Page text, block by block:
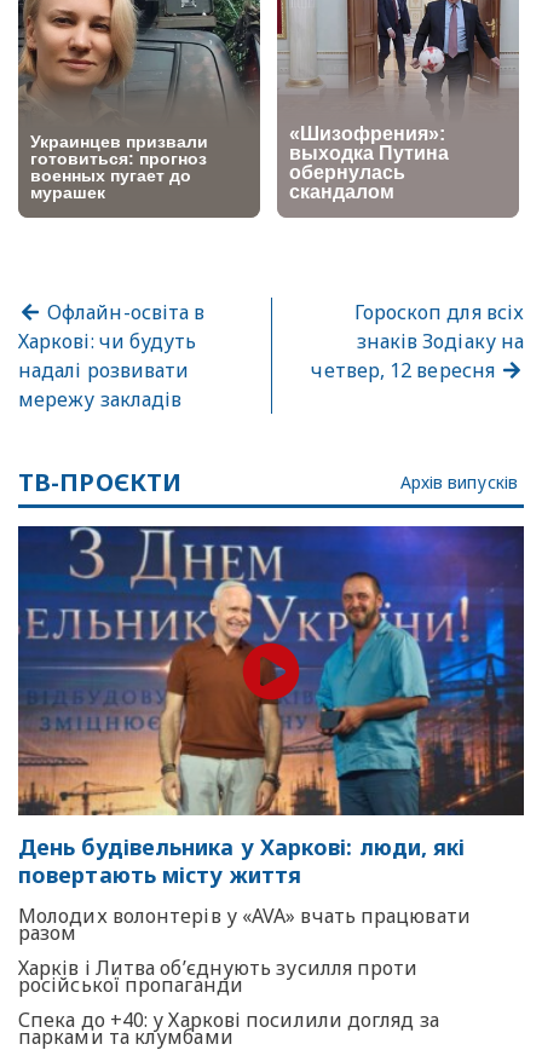
Офлайн-освіта в
Харкові: чи будуть
надалі розвивати
мережу закладів
Гороскоп для всіх
знаків Зодіаку на
четвер, 12 вересня
ТВ-ПРОЄКТИ Архів випусків
День будівельника у Харкові: люди, які
повертають місту життя
Молодих волонтерів у «AVA» вчать працювати
разом
Харків і Литва об’єднують зусилля проти
російської пропаганди
Спека до +40: у Харкові посилили догляд за
парками та клумбами